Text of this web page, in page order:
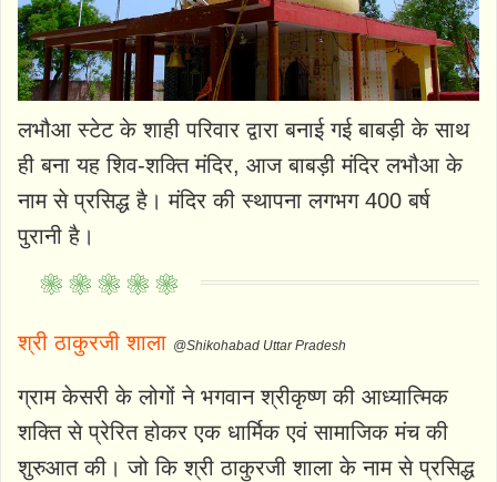
लभौआ स्टेट के शाही परिवार द्वारा बनाई गई बाबड़ी के साथ
ही बना यह शिव-शक्ति मंदिर, आज बाबड़ी मंदिर लभौआ के
नाम से प्रसिद्ध है। मंदिर की स्थापना लगभग 400 बर्ष
पुरानी है।
श्री ठाकुरजी शाला @Shikohabad Uttar Pradesh
ग्राम केसरी के लोगों ने भगवान श्रीकृष्ण की आध्यात्मिक
शक्ति से प्रेरित होकर एक धार्मिक एवं सामाजिक मंच की
शुरुआत की। जो कि श्री ठाकुरजी शाला के नाम से प्रसिद्ध